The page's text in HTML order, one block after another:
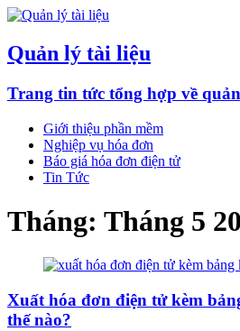
Quản lý tài liệu
Trang tin tức tổng hợp về
Giới thiệu phần mềm
Nghiệp vụ hóa đơn
Báo giá hóa đơn điện tử
Tin Tức
Tháng: Tháng 5
Xuất hóa đơn điện tử kèm
thế nào?